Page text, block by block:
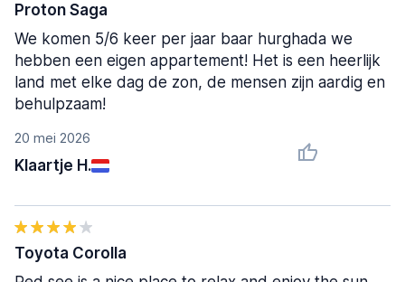
20 mei 2026
Klaartje H.
Proton Saga
We komen 5/6 keer per jaar baar hurghada we
hebben een eigen appartement! Het is een heerlijk
land met elke dag de zon, de mensen zijn aardig en
behulpzaam!
Toyota Corolla